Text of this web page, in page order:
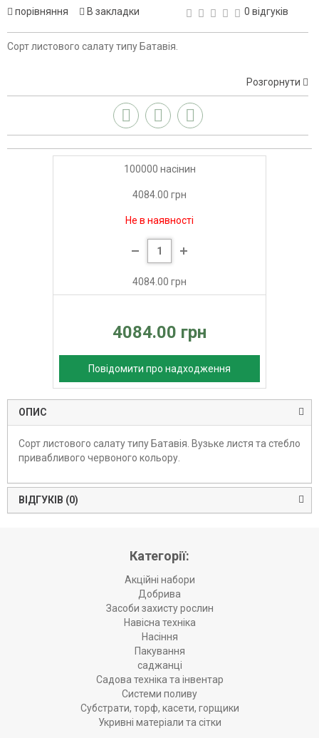
порівняння
В закладки
0 відгуків
Сорт листового салату типу Батавія.
Розгорнути
100000 насінин
4084.00 грн
Не в наявності
4084.00 грн
4084.00 грн
Повідомити про надходження
ОПИС
Сорт листового салату типу Батавія. Вузьке листя та стебло
привабливого червоного кольору.
ВІДГУКІВ (0)
Категорії:
Акційні набори
Добрива
Засоби захисту рослин
Навісна техніка
Насіння
Пакування
саджанці
Садова техніка та інвентар
Системи поливу
Субстрати, торф, касети, горщики
Укривні матеріали та сітки